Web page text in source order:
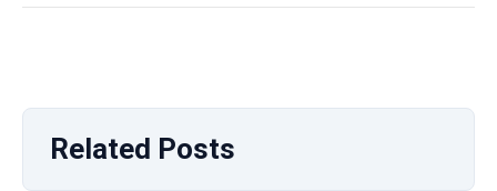
Related Posts